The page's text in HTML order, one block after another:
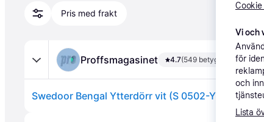
Pris med frakt
Proffsmagasinet 4.7(549 betyg)
Swedoor Bengal Ytterdörr vit (S 0502-Y)
Cookie
Vi och
för
och
Lista